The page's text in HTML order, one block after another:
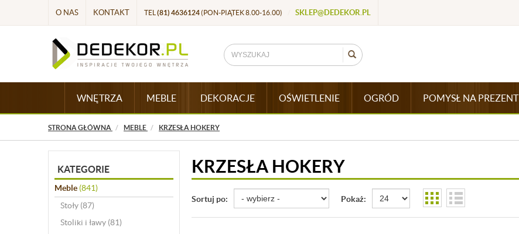
O NAS KONTAKT TEL (81) 4636124(PON-PIĄTEK 8.00-16.00) SKLEP@DEDEKOR.PL
WNĘTRZA MEBLE DEKORACJE OŚWIETLENIE OGRÓD POMYSŁ NA PREZENT
STRONA GŁÓWNA MEBLE KRZESŁA HOKERY
KATEGORIE
Meble (841)
Stoły (87)
Stoliki i ławy (81)
KRZESŁA HOKERY
Sortuj po: Pokaż: